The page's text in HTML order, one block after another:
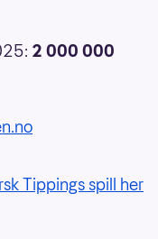
2 000 000
Tippings spill her